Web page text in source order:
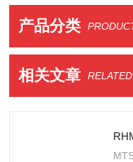
产品分类
相关文章